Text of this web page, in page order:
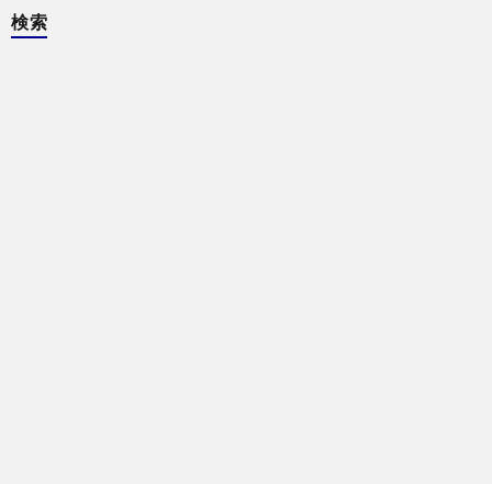
検索